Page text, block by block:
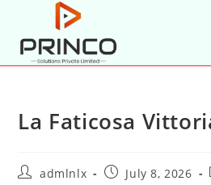
La Faticosa
admlnlx July 8, 2026